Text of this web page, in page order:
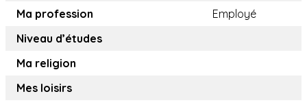
Ma profession
Employé
Niveau d’études
Ma religion
Mes loisirs